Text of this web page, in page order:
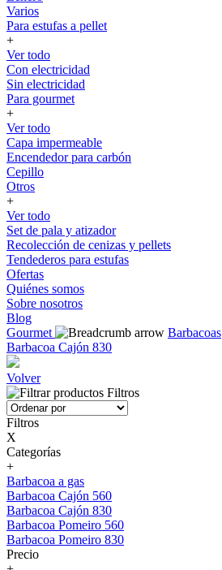
Varios
Para estufas a pellet
+
Ver todo
Con electricidad
Sin electricidad
Para gourmet
+
Ver todo
Capa impermeable
Encendedor para carbón
Cepillo
Otros
+
Ver todo
Set de pala y atizador
Recolección de cenizas y pellets
Tendederos para estufas
Ofertas
Quiénes somos
Sobre nosotros
Blog
Gourmet
Barbacoas
Barbacoa Cajón 830
Volver
Filtros
Filtros
X
Categorías
+
Barbacoa a gas
Barbacoa Cajón 560
Barbacoa Cajón 830
Barbacoa Pomeiro 560
Barbacoa Pomeiro 830
Precio